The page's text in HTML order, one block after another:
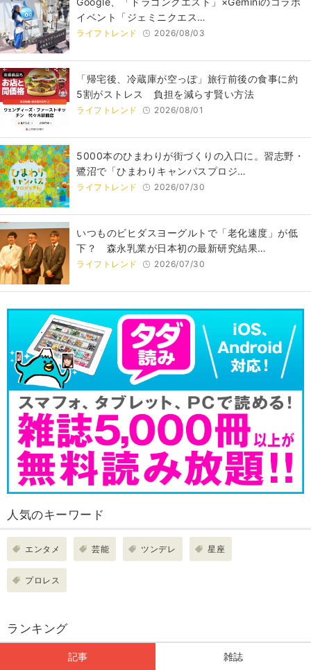
イベント「ジェミニクエス…
ライフトレンド 2026/08/03
「帰宅後、冷蔵庫が空っぽ」旅行前後の食事に約
5割がストレス 負担を減らす賢い方法
ライフトレンド 2026/08/01
5000本のひまわりが街づくりの入口に。習志野・
鷺沼で「ひまわりキャンパスプロジ…
ライフトレンド 2026/07/30
いつものビヒダスヨーグルトで「老化速度」が低
下？ 森永乳業が日本初の最新研究結果…
ライフトレンド 2026/07/30
人気のキーワード
エンタメ 芸能 ツンデレ 星座
プロレス
ランキング
記事 雑誌